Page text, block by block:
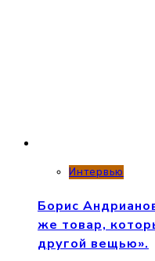
Интервью
Борис
же товар,
другой вещью».